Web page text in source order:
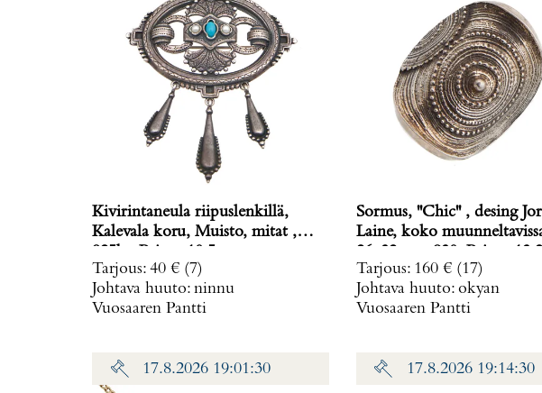
Kivirintaneula riipuslenkillä,
Kalevala koru, Muisto, mitat ,
Tarjous: 40 € (7)
Johtava huuto: ninnu
Vuosaaren Pantti
Sormus, ''Chic'' , desing
Laine, koko muunneltavissa, mitat
Tarjous: 160 € (17)
Johtava huuto: okyan
Vuosaaren Pantti
17.8.2026 19:01:30 17.8.2026 19:14:30